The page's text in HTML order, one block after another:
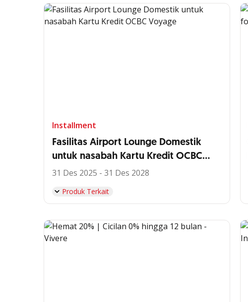
Installment
Fasilitas Airport Lounge Domestik
untuk nasabah Kartu Kredit OCBC
Voyage
31 Des 2025 - 31 Des 2028
Produk Terkait